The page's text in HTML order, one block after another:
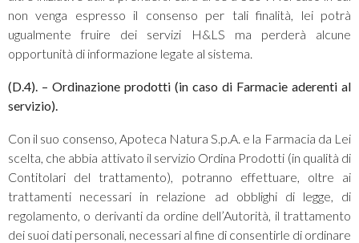
non venga espresso il consenso per tali finalità, lei potrà
ugualmente fruire dei servizi H&LS ma perderà alcune
opportunità di informazione legate al sistema.
(D.4). – Ordinazione prodotti (in caso di Farmacie aderenti al
servizio).
Con il suo consenso, Apoteca Natura S.p.A. e la Farmacia da Lei
scelta, che abbia attivato il servizio Ordina Prodotti (in qualità di
Contitolari del trattamento), potranno effettuare, oltre ai
trattamenti necessari in relazione ad obblighi di legge, di
regolamento, o derivanti da ordine dell’Autorità, il trattamento
dei suoi dati personali, necessari al fine di consentirle di ordinare